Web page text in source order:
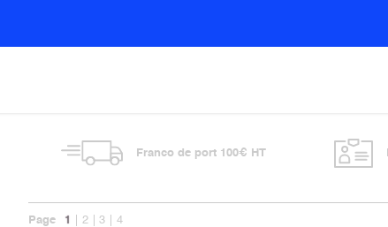
Franco de port 100€ HT
Page 1 2 3 4